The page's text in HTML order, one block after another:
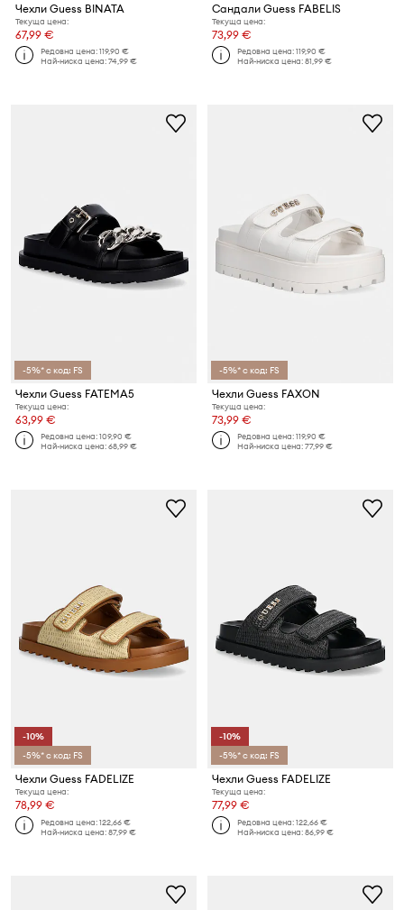
Чехли Guess BINATA
Текуща цена:
67,99 €
Редовна цена:119,90 €
Най-ниска цена:74,99 €
Сандали Guess FABELIS
Текуща цена:
73,99 €
Редовна цена:119,90 €
Най-ниска цена:81,99 €
-5%* с код: FS
Чехли Guess FATEMA5
Текуща цена:
63,99 €
Редовна цена:109,90 €
Най-ниска цена:68,99 €
-5%* с код: FS
Чехли Guess FAXON
Текуща цена:
73,99 €
Редовна цена:119,90 €
Най-ниска цена:77,99 €
-10%
-5%* с код: FS
Чехли Guess FADELIZE
Текуща цена:
78,99 €
Редовна цена:122,66 €
Най-ниска цена:87,99 €
-10%
-5%* с код: FS
Чехли Guess FADELIZE
Текуща цена:
77,99 €
Редовна цена:122,66 €
Най-ниска цена:86,99 €